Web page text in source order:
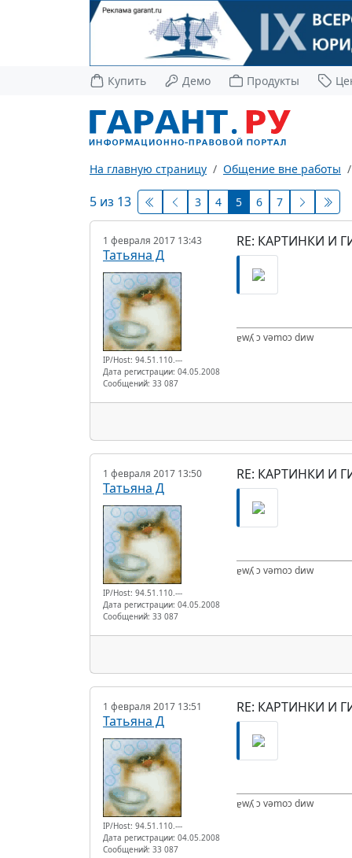
Купить Демо Продукты
На главную страницу Общение вне работы
5 из 13 3 4 5 6 7
1 февраля 2017 13:43
Татьяна Д
IP/Host: 94.51.110.---
Дата регистрации: 04.05.2008
Сообщений: 33 087
RE: КАРТИНКИ И
ɐwʎ ɔ vǝmоɔ dиw
1 февраля 2017 13:50
Татьяна Д
IP/Host: 94.51.110.---
Дата регистрации: 04.05.2008
Сообщений: 33 087
RE: КАРТИНКИ И
ɐwʎ ɔ vǝmоɔ dиw
1 февраля 2017 13:51
Татьяна Д
IP/Host: 94.51.110.---
Дата регистрации: 04.05.2008
Сообщений: 33 087
RE: КАРТИНКИ И
ɐwʎ ɔ vǝmоɔ dиw